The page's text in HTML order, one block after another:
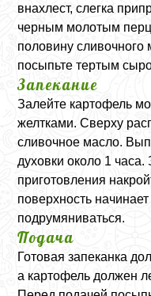
внахлест, слегка
черным молотым
половину
посыпьте тертым
Запекание
Залейте картофель
желтками. Сверху
сливочное масло.
духовки около 1
приготовления
поверхность
подрумяниваться.
Подача
Готовая запеканка
а картофель должен